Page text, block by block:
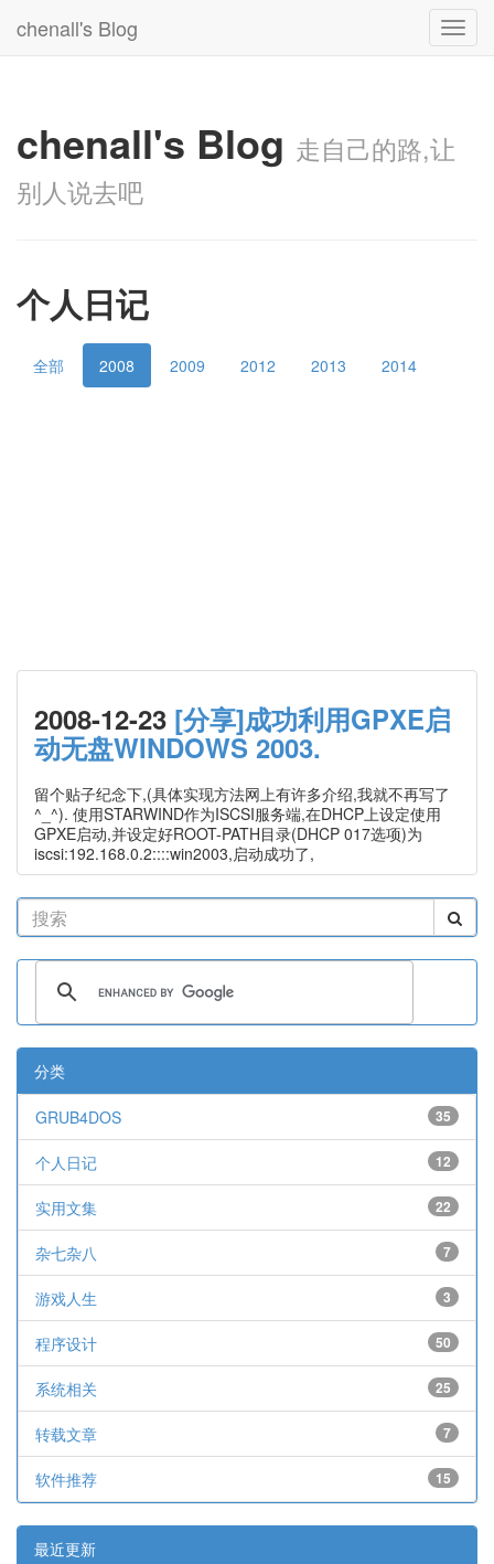
chenall's Blog
chenall's Blog 走自己的路,让
别人说去吧
个人日记
全部 2008 2009 2012 2013 2014
2008-12-23 [分享]成功利用GPXE启
动无盘WINDOWS 2003.
留个贴子纪念下,(具体实现方法网上有许多介绍,我就不再写了
^_^). 使用STARWIND作为ISCSI服务端,在DHCP上设定使用
GPXE启动,并设定好ROOT-PATH目录(DHCP 017选项)为
iscsi:192.168.0.2::::win2003,启动成功了,
分类
35
GRUB4DOS
12
个人日记
22
实用文集
7
杂七杂八
3
游戏人生
50
程序设计
25
系统相关
7
转载文章
15
软件推荐
最近更新